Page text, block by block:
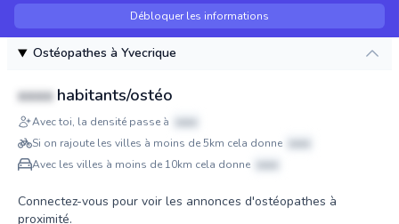
Débloquer les informations
Ostéopathes à Yvecrique
xxxx habitants/ostéo
Avec toi, la densité passe à
xxxx
Si on rajoute les villes à moins de 5km cela donne
xxxx
Avec les villes à moins de 10km cela donne
xxxx
Connectez-vous pour voir les annonces d'ostéopathes à
proximité.